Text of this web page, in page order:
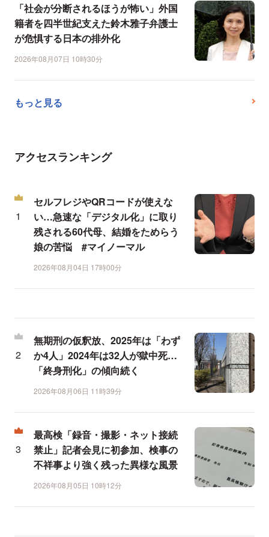
「社会が分断されるほうが怖い」外国
籍者を四半世紀支えた鈴木雅子弁護士
が危惧する日本の排外化
2026年08月07日 10時30分
もっと見る
アクセスランキング
セルフレジやQRコードが使えな
い…急速な「デジタル化」に取り
残される60代母、結婚をためらう
娘の苦悩 #マイノーマル
2026年08月04日 17時00分
無期刑の仮釈放、2025年は「わず
か4人」2024年は32人が獄中死…
「終身刑化」の傾向続く
2026年08月06日 11時39分
最高検「録音・撮影・ネット接続
禁止」記者会見に初参加、検事の
不祥事より強く残った異様な風景
2026年08月05日 10時12分